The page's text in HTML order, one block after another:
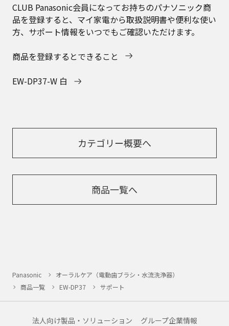
CLUB Panasonic会員になってお持ちのパナソニック商
品を登録すると、マイ家電から取扱説明書や便利な使い
方、サポート情報をいつでもご確認いただけます。
商品を登録するとできること
EW-DP37-W 白
カテゴリー概要へ
商品一覧へ
Panasonic
オーラルケア（電動歯ブラシ・水流洗浄器）
商品一覧
EW-DP37 サポート
法人向け製品・ソリューション グループ企業情報